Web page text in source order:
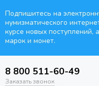
Подпишитесь на
нумизматического
курсе новых поступлений,
марок и монет.
8 800 511-60-49
Заказать звонок